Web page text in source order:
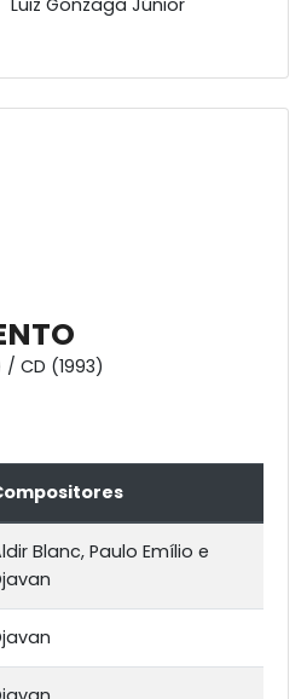
Luiz Gonzaga Júnior
/ CD (1993)
Blanc, Paulo Emílio e